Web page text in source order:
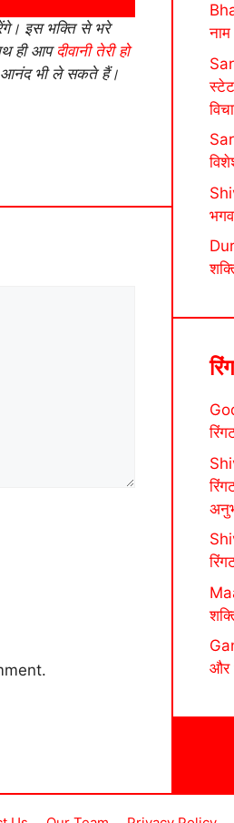
इस भक्ति से भरे
ही आपदीवानी तेरी हो
भी ले सकते हैं।
और